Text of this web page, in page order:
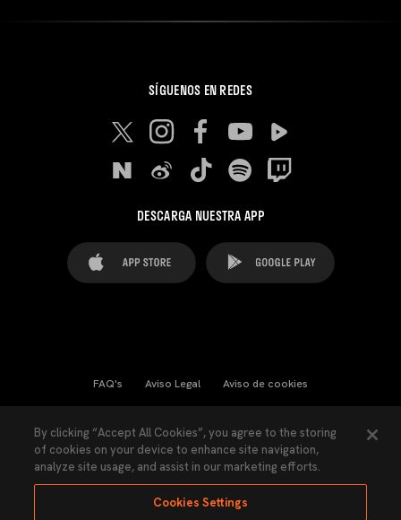
SÍGUENOS EN REDES
DESCARGA NUESTRA APP
FAQ's Aviso Legal Aviso de cookies
Ley Transparencia Política de Privacidad
Accesibilidad
By clicking “Accept All Cookies”, you agree to the storing
of cookies on your device to enhance site navigation,
analyze site usage, and assist in our marketing efforts.
Cookies Settings